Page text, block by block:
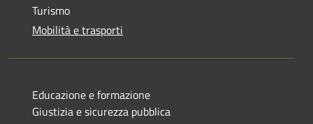
Turismo
Mobilità e trasporti
Educazione e formazione
Giustizia e sicurezza pubblica